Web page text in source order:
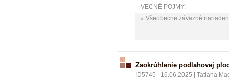
VECNÉ POJMY:
Všeobecne záväzné
Zaokrúhlenie podlahovej
ID5745 16.06.2025
Tatiana